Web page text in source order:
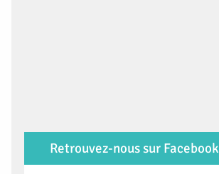
Retrouvez-nous sur Facebook